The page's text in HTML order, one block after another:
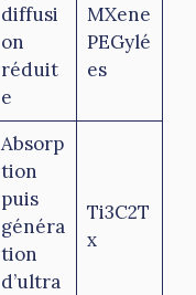
diffusi
on
réduit
e
MXene
PEGylé
es
Absorp
tion
puis
généra
tion
d’ultra
Ti3C2T
x